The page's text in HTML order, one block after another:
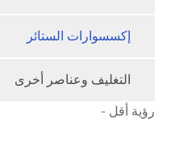
إكسسوارات الستائر
التغليف وعناصر أخرى
رؤية أقل -